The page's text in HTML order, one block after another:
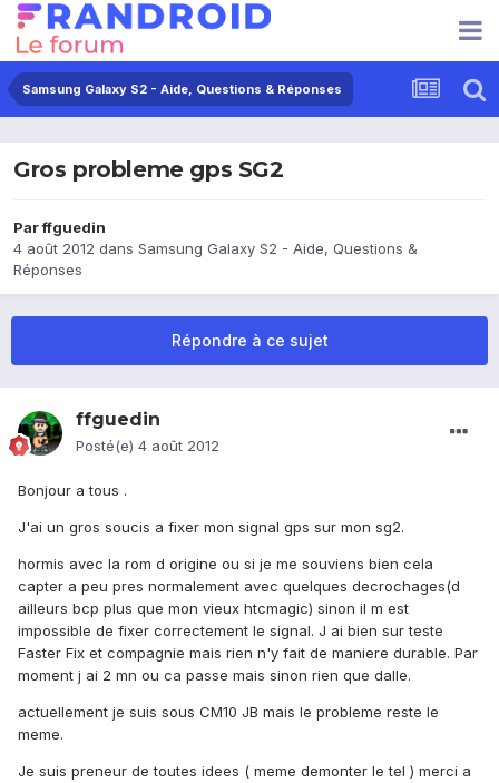
Samsung Galaxy S2 - Aide, Questions & Réponses
Gros probleme gps SG2
Parffguedin
4 août 2012 dans Samsung Galaxy S2 - Aide, Questions &
Réponses
Répondre à ce sujet
ffguedin
Posté(e) 4 août 2012
Bonjour a tous .
J'ai un gros soucis a fixer mon signal gps sur mon sg2.
hormis avec la rom d origine ou si je me souviens bien cela
capter a peu pres normalement avec quelques decrochages(d
ailleurs bcp plus que mon vieux htcmagic) sinon il m est
impossible de fixer correctement le signal. J ai bien sur teste
Faster Fix et compagnie mais rien n'y fait de maniere durable. Par
moment j ai 2 mn ou ca passe mais sinon rien que dalle.
actuellement je suis sous CM10 JB mais le probleme reste le
meme.
Je suis preneur de toutes idees ( meme demonter le tel ) merci a